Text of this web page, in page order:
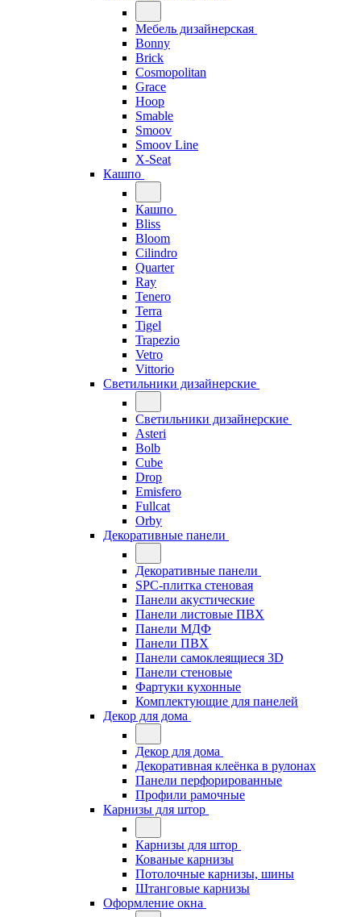
Мебель дизайнерская
Bonny
Brick
Cosmopolitan
Grace
Hoop
Smable
Smoov
Smoov Line
X-Seat
Кашпо
Кашпо
Bliss
Bloom
Cilindro
Quarter
Ray
Tenero
Terra
Tigel
Trapezio
Vetro
Vittorio
Светильники дизайнерские
Светильники дизайнерские
Asteri
Bolb
Cube
Drop
Emisfero
Fullcat
Orby
Декоративные панели
Декоративные панели
SPC-плитка стеновая
Панели акустические
Панели листовые ПВХ
Панели МДФ
Панели ПВХ
Панели самоклеящиеся 3D
Панели стеновые
Фартуки кухонные
Комплектующие для панелей
Декор для дома
Декор для дома
Декоративная клеёнка в рулонах
Панели перфорированные
Профили рамочные
Карнизы для штор
Карнизы для штор
Кованые карнизы
Потолочные карнизы, шины
Штанговые карнизы
Оформление окна